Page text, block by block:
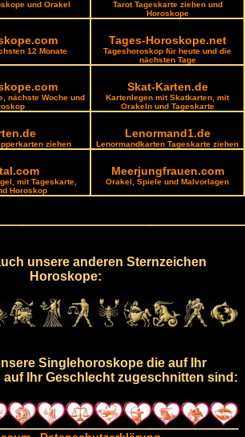
und Orakel
Tarot Tageskarte ziehen und
Horoskope
12 Monate
Tages-Horoskope.net
Tageshoroskop für heute und die
nächsten Tage
nächste Woche und
Skat-Karten.de
Kartenlegen mit Skatkarten, mit
Orakeln und Tageskarte
ziehen
Lenormand1.de
Lenormandkarten Tageskarte ziehen
mit Tageskarte,
Horoskop
Meerjungfrauen.com
Orakel, Spiele und Malvorlagen
unsere anderen Sternzeichen
Horoskope:
Singlehoroskope die auf Ihr
Ihr Geschlecht zugeschnitten sind: